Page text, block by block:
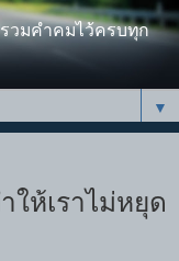
วมคำคมไว้ครบทุก
▼
ห้เราไม่หยุด